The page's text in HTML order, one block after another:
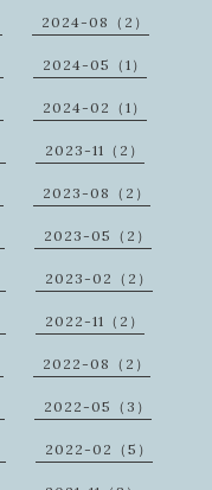
2024-08（2）
2024-05（1）
2024-02（1）
2023-11（2）
2023-08（2）
2023-05（2）
2023-02（2）
2022-11（2）
2022-08（2）
2022-05（3）
2022-02（5）